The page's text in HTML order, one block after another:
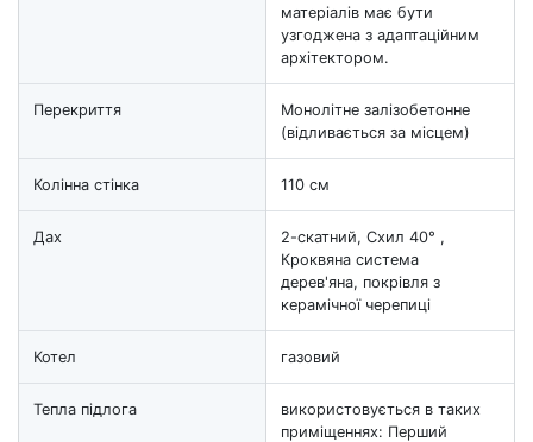
матеріалів має бути
узгоджена з адаптаційним
архітектором.
Перекриття
Монолітне залізобетонне
(відливається за місцем)
Колінна стінка 110 см
Дах
2-скатний, Схил 40° ,
Кроквяна система
дерев'яна, покрівля з
керамічної черепиці
Котел газовий
Тепла підлога
використовується в таких
приміщеннях: Перший